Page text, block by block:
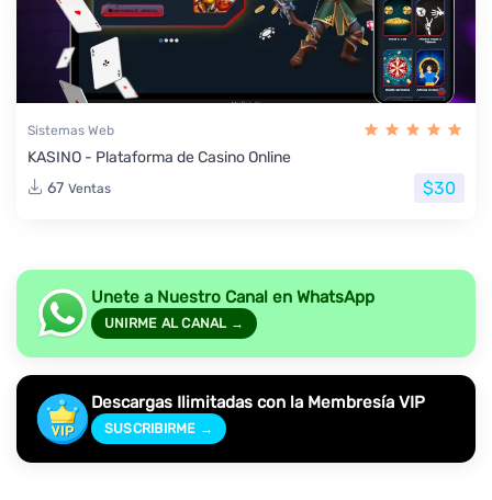
Sistemas Web
KASINO - Plataforma de Casino Online
67 Ventas $30
Unete a Nuestro Canal en WhatsApp
UNIRME AL CANAL →
Descargas Ilimitadas con la Membresía VIP
SUSCRIBIRME →